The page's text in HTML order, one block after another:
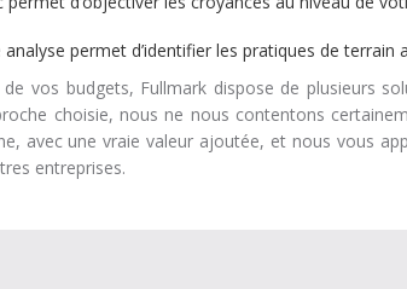
permet d’identifier les pratiques de
vos budgets, Fullmark dispose de plusieurs
choisie, nous ne nous contentons
avec une vraie valeur ajoutée, et nous vous
entreprises.